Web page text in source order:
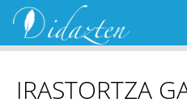
IRASTORTZA